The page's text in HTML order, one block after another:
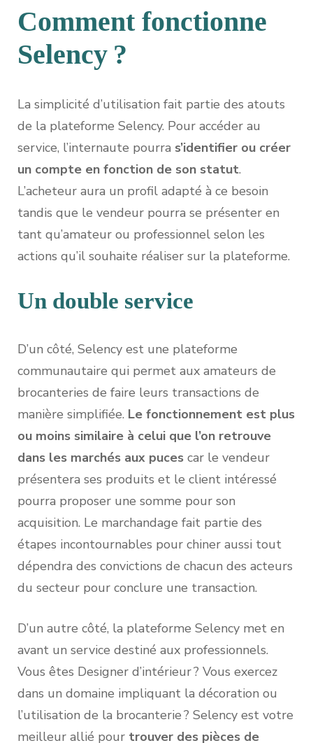
Comment fonctionne
Selency ?
La simplicité d’utilisation fait partie des atouts
de la plateforme Selency. Pour accéder au
service, l’internaute pourra s’identifier ou créer
un compte en fonction de son statut.
L’acheteur aura un profil adapté à ce besoin
tandis que le vendeur pourra se présenter en
tant qu’amateur ou professionnel selon les
actions qu’il souhaite réaliser sur la plateforme.
Un double service
D’un côté, Selency est une plateforme
communautaire qui permet aux amateurs de
brocanteries de faire leurs transactions de
manière simplifiée. Le fonctionnement est plus
ou moins similaire à celui que l’on retrouve
dans les marchés aux puces car le vendeur
présentera ses produits et le client intéressé
pourra proposer une somme pour son
acquisition. Le marchandage fait partie des
étapes incontournables pour chiner aussi tout
dépendra des convictions de chacun des acteurs
du secteur pour conclure une transaction.
D’un autre côté, la plateforme Selency met en
avant un service destiné aux professionnels.
Vous êtes Designer d’intérieur ? Vous exercez
dans un domaine impliquant la décoration ou
l’utilisation de la brocanterie ? Selency est votre
meilleur allié pour trouver des pièces de